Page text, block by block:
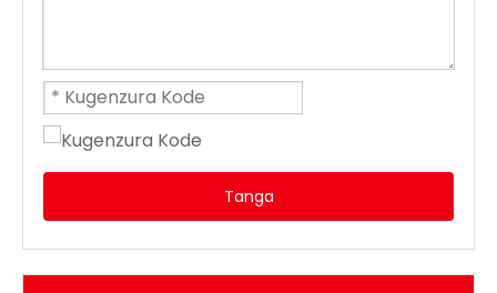
Tanga